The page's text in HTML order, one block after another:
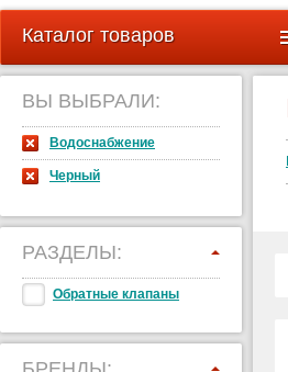
Каталог товаров
ВЫ ВЫБРАЛИ:
Водоснабжение
Черный
РАЗДЕЛЫ:
Обратные клапаны